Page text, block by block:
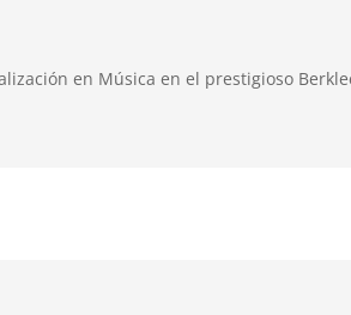
en Música en el prestigioso